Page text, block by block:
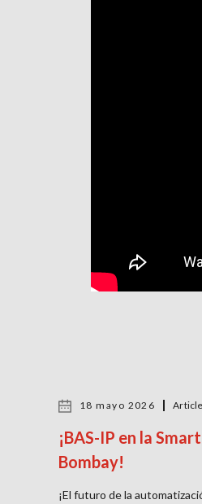
18 mayo 2026
¡BAS-IP en la
Bombay!
¡El futuro de la